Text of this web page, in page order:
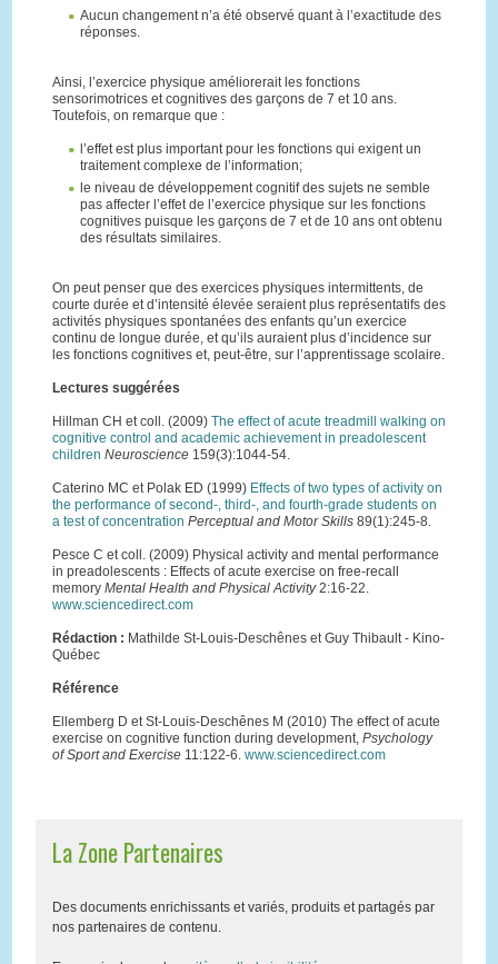
Aucun changement n’a été observé quant à l’exactitude des
réponses.
Ainsi, l’exercice physique améliorerait les fonctions
sensorimotrices et cognitives des garçons de 7 et 10 ans.
Toutefois, on remarque que :
l’effet est plus important pour les fonctions qui exigent un
traitement complexe de l’information;
le niveau de développement cognitif des sujets ne semble
pas affecter l’effet de l’exercice physique sur les fonctions
cognitives puisque les garçons de 7 et de 10 ans ont obtenu
des résultats similaires.
On peut penser que des exercices physiques intermittents, de
courte durée et d’intensité élevée seraient plus représentatifs des
activités physiques spontanées des enfants qu’un exercice
continu de longue durée, et qu’ils auraient plus d’incidence sur
les fonctions cognitives et, peut-être, sur l’apprentissage scolaire.
Lectures suggérées
Hillman CH et coll. (2009) The effect of acute treadmill walking on
cognitive control and academic achievement in preadolescent
children Neuroscience159(3):1044-54.
Caterino MC et Polak ED (1999) Effects of two types of activity on
the performance of second-, third-, and fourth-grade students on
a test of concentration Perceptual and Motor Skills89(1):245-8.
Pesce C et coll. (2009) Physical activity and mental performance
in preadolescents : Effects of acute exercise on free-recall
memory Mental Health and Physical Activity2:16-22.
www.sciencedirect.com
Rédaction : Mathilde St-Louis-Deschênes et Guy Thibault - Kino-
Québec
Référence
Ellemberg D et St-Louis-Deschênes M (2010) The effect of acute
exercise on cognitive function during development, Psychology
of Sport and Exercise11:122-6. www.sciencedirect.com
La Zone Partenaires
Des documents enrichissants et variés, produits et partagés par
nos partenaires de contenu.